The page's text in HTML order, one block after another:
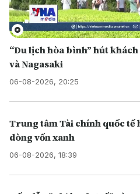
“Du lịch hòa bình” hút
và Nagasaki
06-08-2026, 20:25
Trung tâm Tài chính quốc tế
dòng vốn xanh
06-08-2026, 18:39